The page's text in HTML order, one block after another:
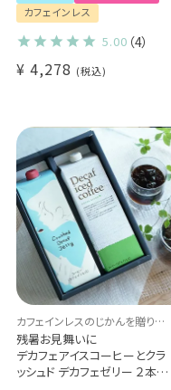
甘さあり デカフェのカフェオレ
の素
デカフェ・コロンビア 5杯 / デカ
かき氷シロップ (dl)
カフェインレス
5.00 （4）
¥ 4,278 税込
カフェインレスのじかんを贈りま
せんか？
残暑お見舞いに
デカフェアイスコーヒーとクラ
ッシュド デカフェゼリー ２本詰